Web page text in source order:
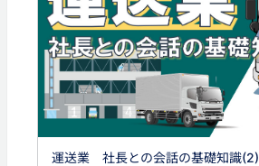
運送業 社長との会話の基礎知識(2)